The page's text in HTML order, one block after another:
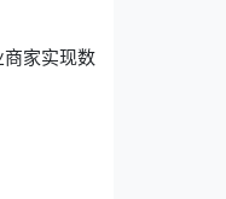
家实现数